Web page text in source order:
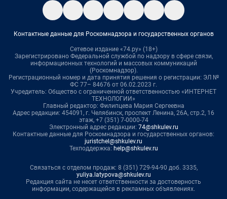
Контактные данные для Роскомнадзора и государственных органов
Сетевое издание «74.ру» (18+)
Зарегистрировано Федеральной службой по надзору в сфере связи,
информационных технологий и массовых коммуникаций
(Роскомнадзор).
Регистрационный номер и дата принятия решения о регистрации: ЭЛ №
ФС 77– 84676 от 06.02.2023 г.
Учредитель: Общество с ограниченной ответственностью «ИНТЕРНЕТ
ТЕХНОЛОГИИ»
Главный редактор: Филипцева Мария Сергеевна
Адрес редакции: 454091, г. Челябинск, проспект Ленина, 26А, стр.2, 16
этаж, +7 (351) 7-0000-74
Электронный адрес редакции: 74@shkulev.ru
Контактные данные для Роскомнадзора и государственных органов:
juristchel@shkulev.ru
Техподдержка: help@shkulev.ru
Связаться с отделом продаж: 8 (351) 729-94-90 доб. 3335,
yuliya.latypova@shkulev.ru
Редакция сайта не несет ответственности за достоверность
информации, содержащейся в рекламных объявлениях.